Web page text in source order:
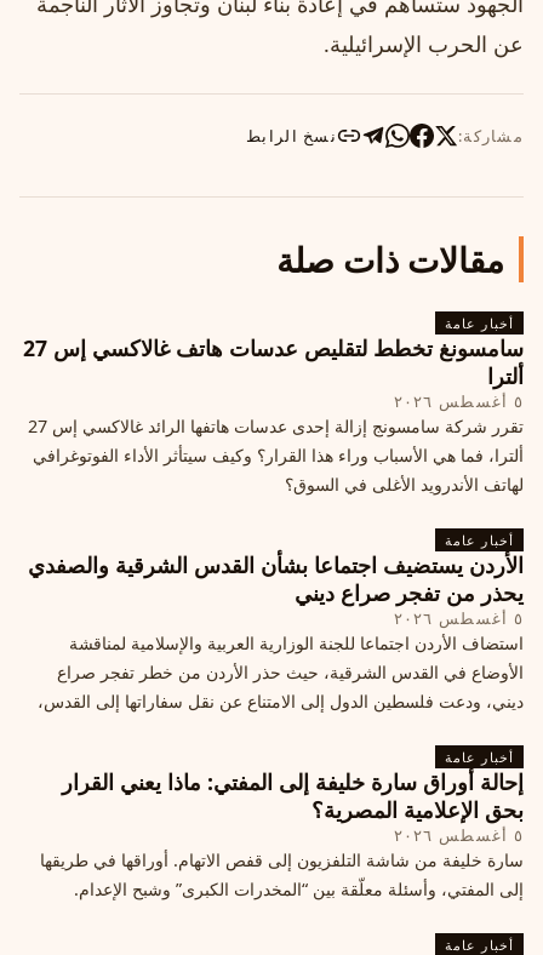
عن الحرب الإسرائيلية.
مشاركة: نسخ الرابط
مقالات ذات صلة
أخبار عامة
سامسونغ تخطط لتقليص عدسات هاتف غالاكسي إس 27
ألترا
٥ أغسطس ٢٠٢٦
تقرر شركة سامسونج إزالة إحدى عدسات هاتفها الرائد غالاكسي إس 27
ألترا، فما هي الأسباب وراء هذا القرار؟ وكيف سيتأثر الأداء الفوتوغرافي
لهاتف الأندرويد الأغلى في السوق؟
أخبار عامة
الأردن يستضيف اجتماعا بشأن القدس الشرقية والصفدي
يحذر من تفجر صراع ديني
٥ أغسطس ٢٠٢٦
استضاف الأردن اجتماعا للجنة الوزارية العربية والإسلامية لمناقشة
الأوضاع في القدس الشرقية، حيث حذر الأردن من خطر تفجر صراع
ديني، ودعت فلسطين الدول إلى الامتناع عن نقل سفاراتها إلى القدس،
أخبار عامة
إحالة أوراق سارة خليفة إلى المفتي: ماذا يعني القرار
بحق الإعلامية المصرية؟
٥ أغسطس ٢٠٢٦
سارة خليفة من شاشة التلفزيون إلى قفص الاتهام. أوراقها في طريقها
إلى المفتي، وأسئلة معلّقة بين “المخدرات الكبرى” وشبح الإعدام.
أخبار عامة